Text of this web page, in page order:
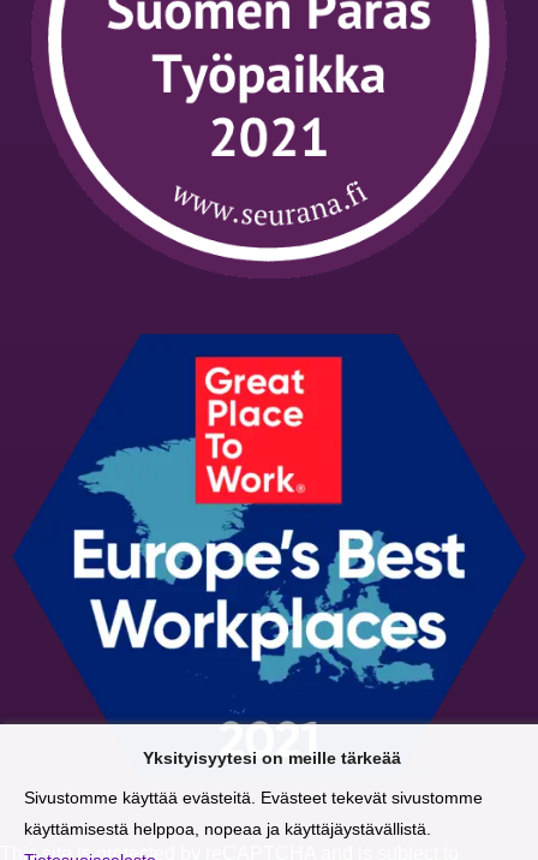
This site is protected by reCAPTCHA and is subject to
Yksityisyytesi on meille tärkeää
Sivustomme käyttää evästeitä. Evästeet tekevät sivustomme
käyttämisestä helppoa, nopeaa ja käyttäjäystävällistä.